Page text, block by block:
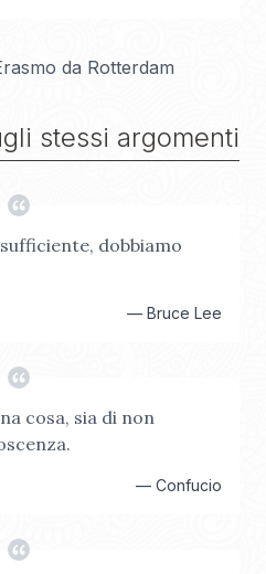
da Rotterdam
stessi argomenti
dobbiamo
— Bruce Lee
cosa, sia di non
— Confucio